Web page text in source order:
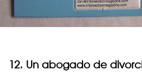
12. Un abogado de